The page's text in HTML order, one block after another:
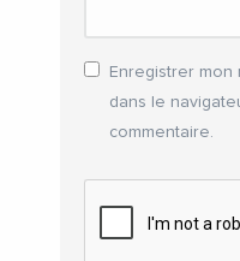
Enregistrer mon
dans le
commentaire.